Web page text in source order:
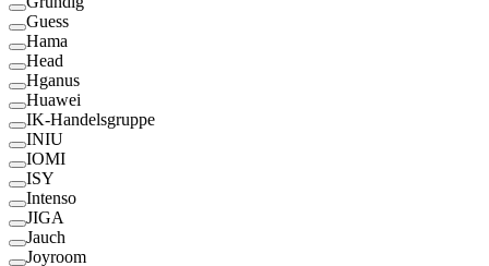
Guess
Hama
Head
Hganus
Huawei
IK-Handelsgruppe
INIU
IOMI
ISY
Intenso
JIGA
Jauch
Joyroom